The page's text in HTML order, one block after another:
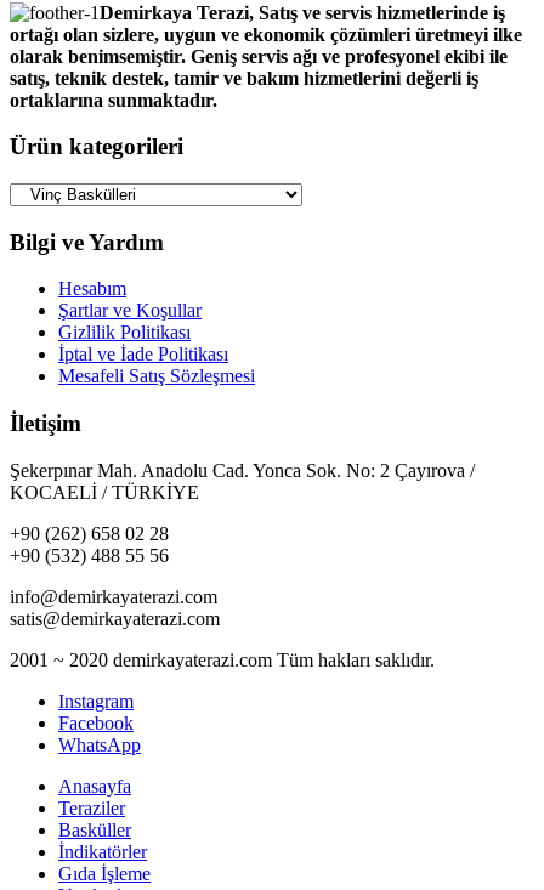
Demirkaya Terazi, Satış ve servis hizmetlerinde iş
ortağı olan sizlere, uygun ve ekonomik çözümleri üretmeyi ilke
olarak benimsemiştir. Geniş servis ağı ve profesyonel ekibi ile
satış, teknik destek, tamir ve bakım hizmetlerini değerli iş
ortaklarına sunmaktadır.
Ürün kategorileri
Bilgi ve Yardım
Hesabım
Şartlar ve Koşullar
Gizlilik Politikası
İptal ve İade Politikası
Mesafeli Satış Sözleşmesi
İletişim
Şekerpınar Mah. Anadolu Cad. Yonca Sok. No: 2 Çayırova /
KOCAELİ / TÜRKİYE
+90 (262) 658 02 28
+90 (532) 488 55 56
info@demirkayaterazi.com
satis@demirkayaterazi.com
2001 ~ 2020 demirkayaterazi.com Tüm hakları saklıdır.
Instagram
Facebook
WhatsApp
Anasayfa
Teraziler
Basküller
İndikatörler
Gıda İşleme